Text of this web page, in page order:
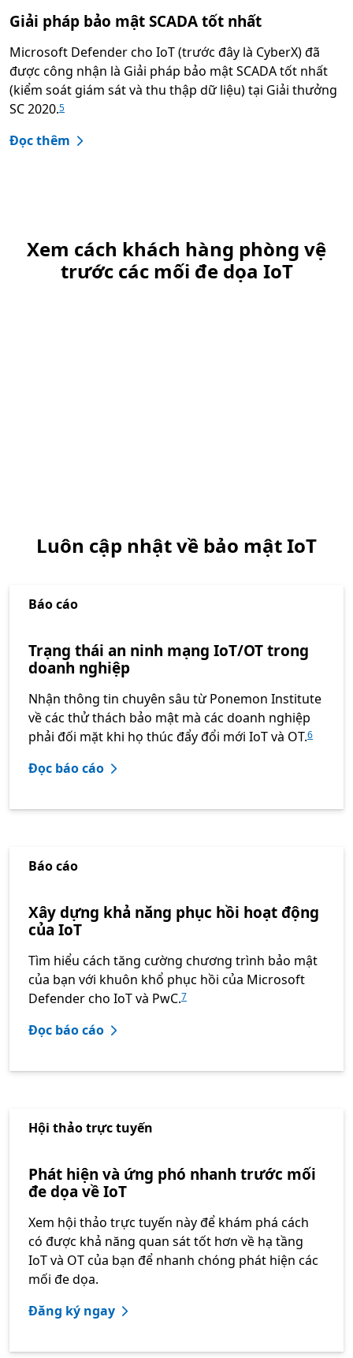
Giải pháp bảo mật SCADA tốt nhất
Microsoft Defender cho IoT (trước đây là CyberX) đã
được công nhận là Giải pháp bảo mật SCADA tốt nhất
(kiểm soát giám sát và thu thập dữ liệu) tại Giải thưởng
SC 2020.5
Đọc thêm
Xem cách khách hàng phòng vệ
trước các mối đe dọa IoT
Luôn cập nhật về bảo mật IoT
Báo cáo
Trạng thái an ninh mạng IoT/OT trong
doanh nghiệp
Nhận thông tin chuyên sâu từ Ponemon Institute
về các thử thách bảo mật mà các doanh nghiệp
phải đối mặt khi họ thúc đẩy đổi mới IoT và OT.6
Đọc báo cáo
Báo cáo
Xây dựng khả năng phục hồi hoạt động
của IoT
Tìm hiểu cách tăng cường chương trình bảo mật
của bạn với khuôn khổ phục hồi của Microsoft
Defender cho IoT và PwC.7
Đọc báo cáo
Hội thảo trực tuyến
Phát hiện và ứng phó nhanh trước mối
đe dọa về IoT
Xem hội thảo trực tuyến này để khám phá cách
có được khả năng quan sát tốt hơn về hạ tầng
IoT và OT của bạn để nhanh chóng phát hiện các
mối đe dọa.
Đăng ký ngay